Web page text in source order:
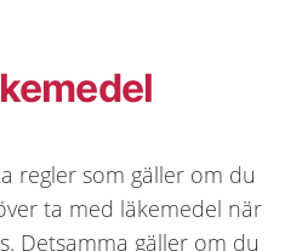
regler som gäller om du
ta med läkemedel när
Detsamma gäller om du